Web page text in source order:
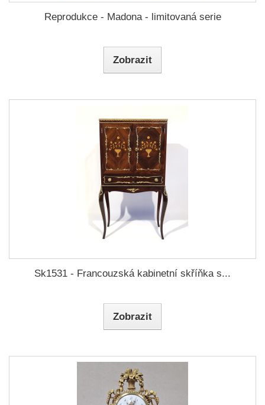
Reprodukce - Madona - limitovaná serie
Zobrazit
Sk1531 - Francouzská kabinetní skříňka s...
Zobrazit